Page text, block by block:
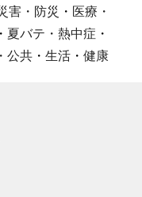
害・防災 ・ 医療・
・ 夏バテ・熱中症 ・
公共・ 生活・ 健康